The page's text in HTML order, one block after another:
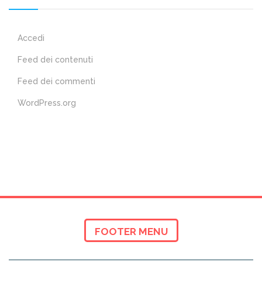
Accedi
Feed dei contenuti
Feed dei commenti
WordPress.org
FOOTER MENU